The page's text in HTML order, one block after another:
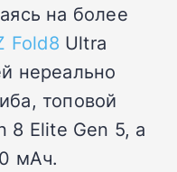
на более
Fold8 Ultra
нереально
топовой
8 Elite Gen 5, а
мАч.